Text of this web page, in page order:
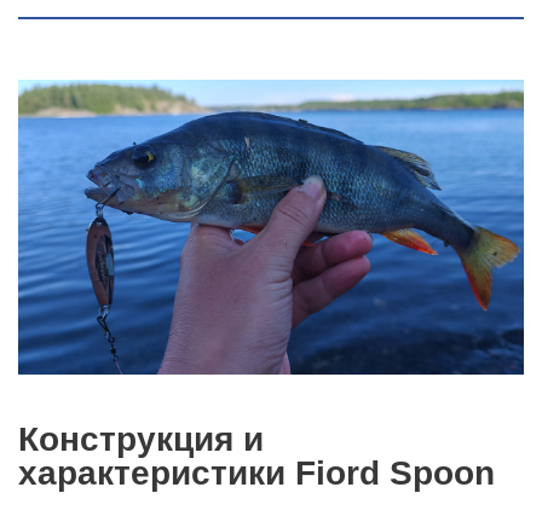
Конструкция и
характеристики Fiord Spoon